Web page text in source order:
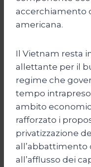
accerchiamento
americana.
Il Vietnam resta
allettante per il
regime che
tempo intrapreso
ambito
rafforzato i
privatizzazione
all’abbattimento
all’afflusso dei